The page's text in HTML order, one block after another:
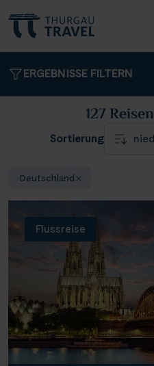
Reiseziele & Flüsse
Reisearten
Angebote
Infos
ERGEBNISSE FILTERN
127 Reisen
Sortierung
Deutschland
Flussreise